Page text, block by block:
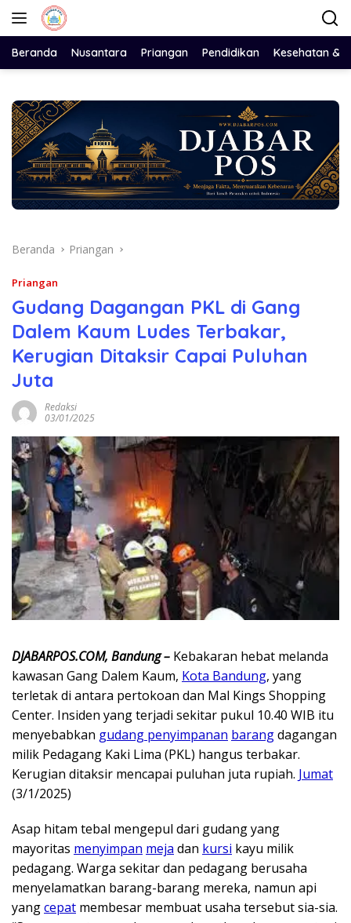
Langsung
Beranda Nusantara Priangan Pendidikan Kesehatan &
Beranda Priangan
Priangan
Gudang Dagangan PKL di Gang
Dalem Kaum Ludes Terbakar,
Kerugian Ditaksir Capai Puluhan
Juta
Redaksi
03/01/2025
DJABARPOS.COM, Bandung – Kebakaran hebat melanda
kawasan Gang Dalem Kaum, Kota Bandung, yang
terletak di antara pertokoan dan Mal Kings Shopping
Center. Insiden yang terjadi sekitar pukul 10.40 WIB itu
menyebabkan gudang penyimpanan barangdagangan
milik Pedagang Kaki Lima (PKL) hangus terbakar.
Kerugian ditaksir mencapai puluhan juta rupiah. Jumat
(3/1/2025)
Asap hitam tebal mengepul dari gudang yang
mayoritas menyimpan meja dan kursi kayu milik
pedagang. Warga sekitar dan pedagang berusaha
menyelamatkan barang-barang mereka, namun api
yangcepat membesar membuat usaha tersebut sia-sia.